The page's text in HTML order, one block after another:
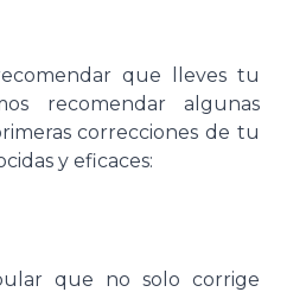
que lleves tu
recomendar algunas
correcciones de tu
y eficaces:
que no solo corrige